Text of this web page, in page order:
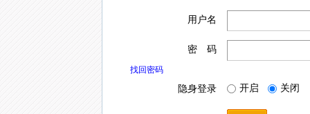
用户名
密 码
找回密码
隐身登录 开启 关闭